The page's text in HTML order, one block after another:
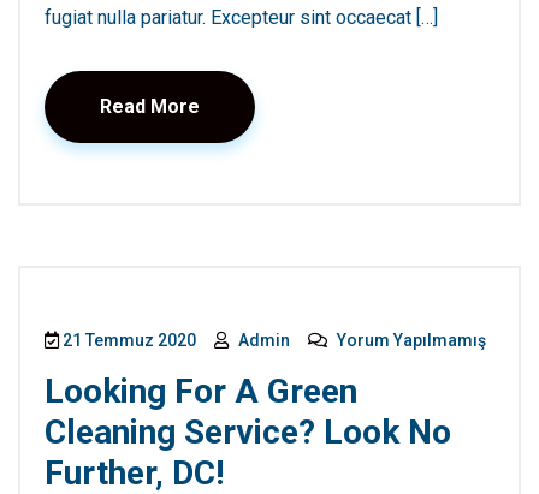
fugiat nulla pariatur. Excepteur sint occaecat […]
Read More
21 Temmuz 2020 Admin Yorum Yapılmamış
Looking For A Green
Cleaning Service? Look No
Further, DC!